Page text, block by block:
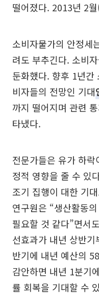
떨어졌다. 2013년 2
소비자물가의 안정세
려도 부추긴다. 소비
둔화했다. 향후 1년간
비자들의 전망인 기대
까지 떨어지며 관련
타냈다.
전문가들은 유가 하
정적 영향을 줄 수 있
조기 집행이 대한 기
연구원은 “생산활동
필요할 것 같다”면서
선효과가 내년 상반
반기에 내년 예산의
감안하면 내년 1분기
률 회복을 기대할 수